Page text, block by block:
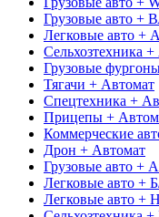
Грузовые авто +
Легковые авто +
Сельхозтехника
Грузовые
Тягачи + Автомат
Спецтехника +
Прицепы +
Коммерческие
Дрон + Автомат
Грузовые авто +
Легковые авто +
Легковые авто +